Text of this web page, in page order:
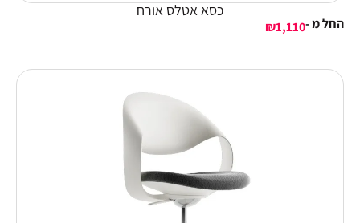
כסא אטלס אורח
החל מ - ₪1,110